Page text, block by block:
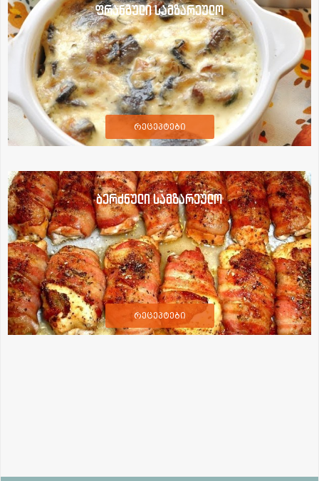
ფრანგული სამზარეულო
რეცეპტები
ბერძნული სამზარეულო
რეცეპტები